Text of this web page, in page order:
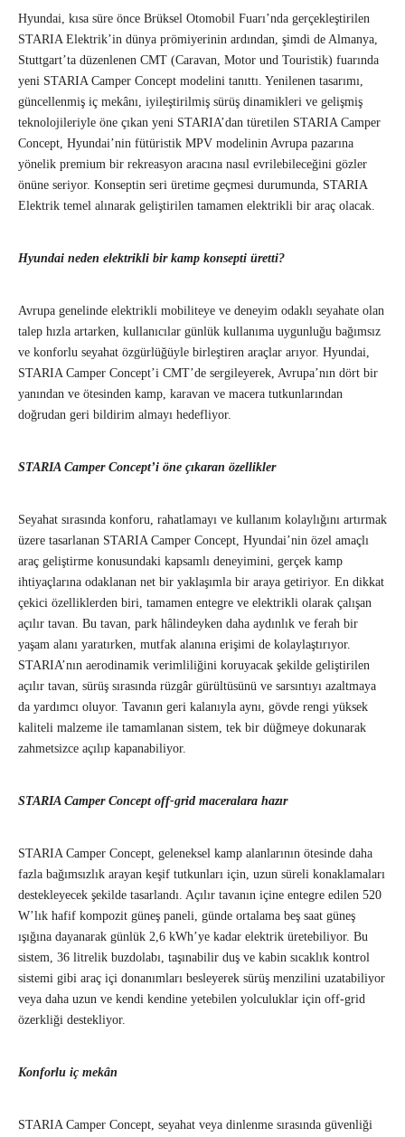
Hyundai, kısa süre önce Brüksel Otomobil Fuarı’nda gerçekleştirilen
STARIA Elektrik’in dünya prömiyerinin ardından, şimdi de Almanya,
Stuttgart’ta düzenlenen CMT (Caravan, Motor und Touristik) fuarında
yeni STARIA Camper Concept modelini tanıttı. Yenilenen tasarımı,
güncellenmiş iç mekânı, iyileştirilmiş sürüş dinamikleri ve gelişmiş
teknolojileriyle öne çıkan yeni STARIA’dan türetilen STARIA Camper
Concept, Hyundai’nin fütüristik MPV modelinin Avrupa pazarına
yönelik premium bir rekreasyon aracına nasıl evrilebileceğini gözler
önüne seriyor. Konseptin seri üretime geçmesi durumunda, STARIA
Elektrik temel alınarak geliştirilen tamamen elektrikli bir araç olacak.
Hyundai neden elektrikli bir kamp konsepti üretti?
Avrupa genelinde elektrikli mobiliteye ve deneyim odaklı seyahate olan
talep hızla artarken, kullanıcılar günlük kullanıma uygunluğu bağımsız
ve konforlu seyahat özgürlüğüyle birleştiren araçlar arıyor. Hyundai,
STARIA Camper Concept’i CMT’de sergileyerek, Avrupa’nın dört bir
yanından ve ötesinden kamp, karavan ve macera tutkunlarından
doğrudan geri bildirim almayı hedefliyor.
STARIA Camper Concept’i öne çıkaran özellikler
Seyahat sırasında konforu, rahatlamayı ve kullanım kolaylığını artırmak
üzere tasarlanan STARIA Camper Concept, Hyundai’nin özel amaçlı
araç geliştirme konusundaki kapsamlı deneyimini, gerçek kamp
ihtiyaçlarına odaklanan net bir yaklaşımla bir araya getiriyor. En dikkat
çekici özelliklerden biri, tamamen entegre ve elektrikli olarak çalışan
açılır tavan. Bu tavan, park hâlindeyken daha aydınlık ve ferah bir
yaşam alanı yaratırken, mutfak alanına erişimi de kolaylaştırıyor.
STARIA’nın aerodinamik verimliliğini koruyacak şekilde geliştirilen
açılır tavan, sürüş sırasında rüzgâr gürültüsünü ve sarsıntıyı azaltmaya
da yardımcı oluyor. Tavanın geri kalanıyla aynı, gövde rengi yüksek
kaliteli malzeme ile tamamlanan sistem, tek bir düğmeye dokunarak
zahmetsizce açılıp kapanabiliyor.
STARIA Camper Concept off-grid maceralara hazır
STARIA Camper Concept, geleneksel kamp alanlarının ötesinde daha
fazla bağımsızlık arayan keşif tutkunları için, uzun süreli konaklamaları
destekleyecek şekilde tasarlandı. Açılır tavanın içine entegre edilen 520
W’lık hafif kompozit güneş paneli, günde ortalama beş saat güneş
ışığına dayanarak günlük 2,6 kWh’ye kadar elektrik üretebiliyor. Bu
sistem, 36 litrelik buzdolabı, taşınabilir duş ve kabin sıcaklık kontrol
sistemi gibi araç içi donanımları besleyerek sürüş menzilini uzatabiliyor
veya daha uzun ve kendi kendine yetebilen yolculuklar için off-grid
özerkliği destekliyor.
Konforlu iç mekân
STARIA Camper Concept, seyahat veya dinlenme sırasında güvenliği